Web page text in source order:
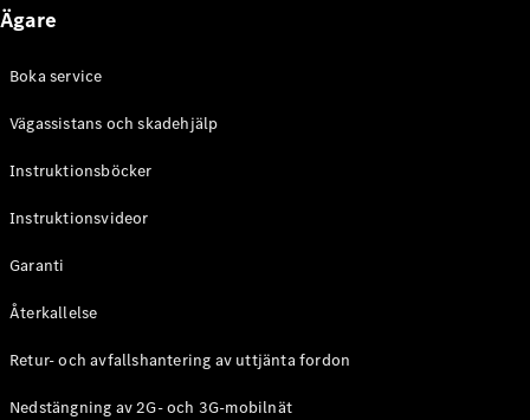
Dörrars
Mercedes-
AMG GT
Coupé
Benz Online
Store
Cabriolet / Roadster
Ägare
Boka service
Vägassistans och skadehjälp
Instruktionsböcker
Instruktionsvideor
Garanti
Återkallelse
Retur- och avfallshantering av uttjänta fordon
Nedstängning av 2G- och 3G-mobilnät